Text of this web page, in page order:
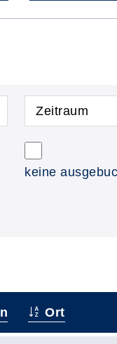
Zeitraum
keine
Ort